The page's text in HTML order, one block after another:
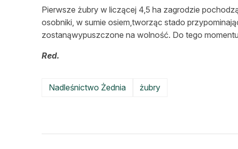
Pierwsze żubry w liczącej 4,5 ha zagrodzie
osobniki, w sumie osiem,tworząc stado
zostanąwypuszczone na wolność. Do tego
Red.
Nadleśnictwo Żednia żubry